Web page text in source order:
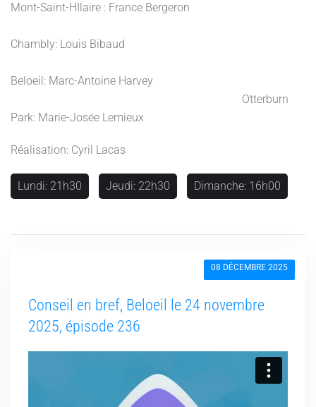
Mont-Saint-HIlaire : France Bergeron
Chambly: Louis Bibaud
Beloeil: Marc-Antoine Harvey
Otterburn
Park: Marie-Josée Lemieux
Réalisation: Cyril Lacas
Lundi: 21h30 Jeudi: 22h30 Dimanche: 16h00
08 DÉCEMBRE 2025
Conseil en bref, Beloeil le 24 novembre
2025, épisode 236